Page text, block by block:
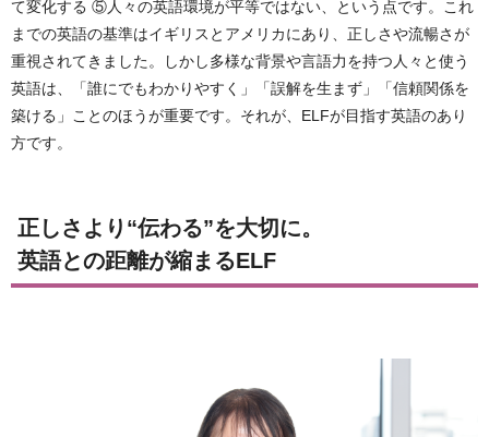
て変化する ⑤人々の英語環境が平等ではない、という点です。これ
までの英語の基準はイギリスとアメリカにあり、正しさや流暢さが
重視されてきました。しかし多様な背景や言語力を持つ人々と使う
英語は、「誰にでもわかりやすく」「誤解を生まず」「信頼関係を
築ける」ことのほうが重要です。それが、ELFが目指す英語のあり
方です。
正しさより“伝わる”を大切に。
英語との距離が縮まるELF